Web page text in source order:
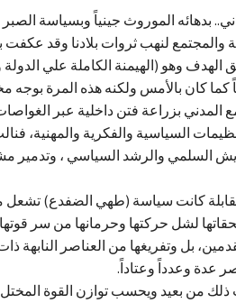
بدهائه الموروث جينياً وبسياسة
والمجتمع لنهب ثروات بلادنا وقد
الهدف وهو (الهيمنة الكاملة علي الدولة
كما كان بالأمس ولكنه هذه المرة بوجه
المدني بزراعة فتن داخلية عبر
السياسية والفكرية والمهنية،
السلمي والرشد السياسي ، وتدمير
كانت سياسة (طهي الضفدع)
لشل حركتها وحرمانها من سر قوتها
بل وتفريغها من العناصر النابهة
عدة وعدداً وعتاداً.
من بعيد ويحسب توازن القوة المختل،